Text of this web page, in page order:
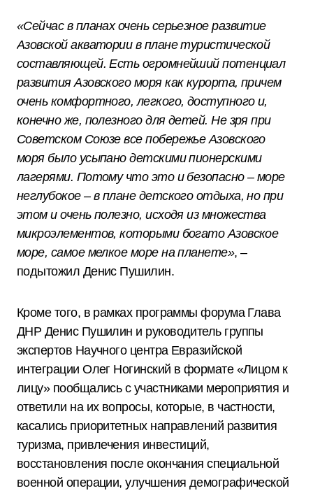
«Сейчас в планах очень серьезное развитие
Азовской акватории в плане туристической
составляющей. Есть огромнейший потенциал
развития Азовского моря как курорта, причем
очень комфортного, легкого, доступного и,
конечно же, полезного для детей. Не зря при
Советском Союзе все побережье Азовского
моря было усыпано детскими пионерскими
лагерями. Потому что это и безопасно – море
неглубокое – в плане детского отдыха, но при
этом и очень полезно, исходя из множества
микроэлементов, которыми богато Азовское
море, самое мелкое море на планете», –
подытожил Денис Пушилин.
Кроме того, в рамках программы форума Глава
ДНР Денис Пушилин и руководитель группы
экспертов Научного центра Евразийской
интеграции Олег Ногинский в формате «Лицом к
лицу» пообщались с участниками мероприятия и
ответили на их вопросы, которые, в частности,
касались приоритетных направлений развития
туризма, привлечения инвестиций,
восстановления после окончания специальной
военной операции, улучшения демографической